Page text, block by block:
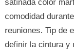
satinada color
comodidad
reuniones. Tip de
definir la cintura y